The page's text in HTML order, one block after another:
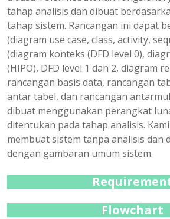
tahap analisis dan dibuat
tahap sistem. Rancangan ini dapat
(diagram use case, class, activity,
(diagram konteks (DFD level 0),
(HIPO), DFD level 1 dan 2, diagram
rancangan basis data, rancangan
antar tabel, dan rancangan
dibuat menggunakan perangkat
ditentukan pada tahap analisis.
membuat sistem tanpa analisis dan
dengan gambaran umum sistem.
Flowchart